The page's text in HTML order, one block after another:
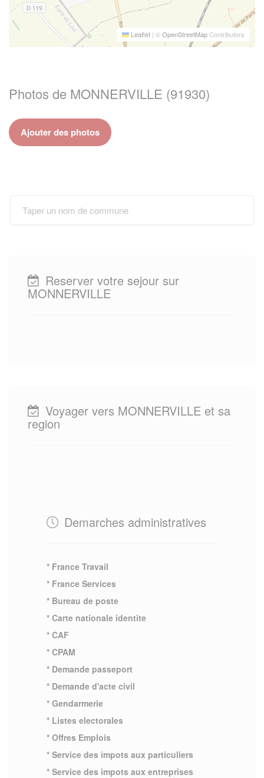
Leaflet | ©OpenStreetMapContributors
Photos de MONNERVILLE (91930)
Ajouter des photos
Reserver votre sejour sur
MONNERVILLE
Voyager vers MONNERVILLE et sa
region
Demarches administratives
* France Travail
* France Services
* Bureau de poste
* Carte nationale identite
* CAF
* CPAM
* Demande passeport
* Demande d'acte civil
* Gendarmerie
* Listes electorales
* Offres Emplois
* Service des impots aux particuliers
* Service des impots aux entreprises